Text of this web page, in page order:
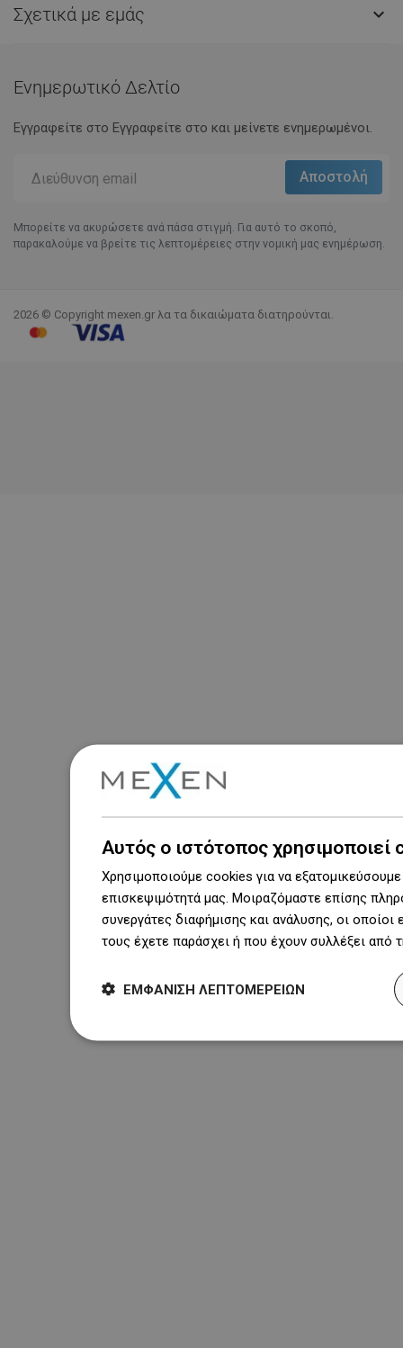
Σχετικά με εμάς 
Ενημερωτικό Δελτίο
Εγγραφείτε στο Eγγραφείτε στο και μείνετε ενημερωμένοι.
Μπορείτε να ακυρώσετε ανά πάσα στιγμή. Για αυτό το σκοπό,
παρακαλούμε να βρείτε τις λεπτομέρειες στην νομική μας ενημέρωση.
2026 © Copyright mexen.gr λα τα δικαιώματα διατηρούνται.
Αυτός ο ιστότοπος χρησιμοποιεί
Χρησιμοποιούμε cookies για να
επισκεψιμότητά μας. Μοιραζόμαστε επίσης
συνεργάτες διαφήμισης και ανάλυσης, οι
τους έχετε παράσχει ή που έχουν συλλέξει
ΕΜΦΆΝΙΣΗ ΛΕΠΤΟΜΕΡΕΙΏΝ